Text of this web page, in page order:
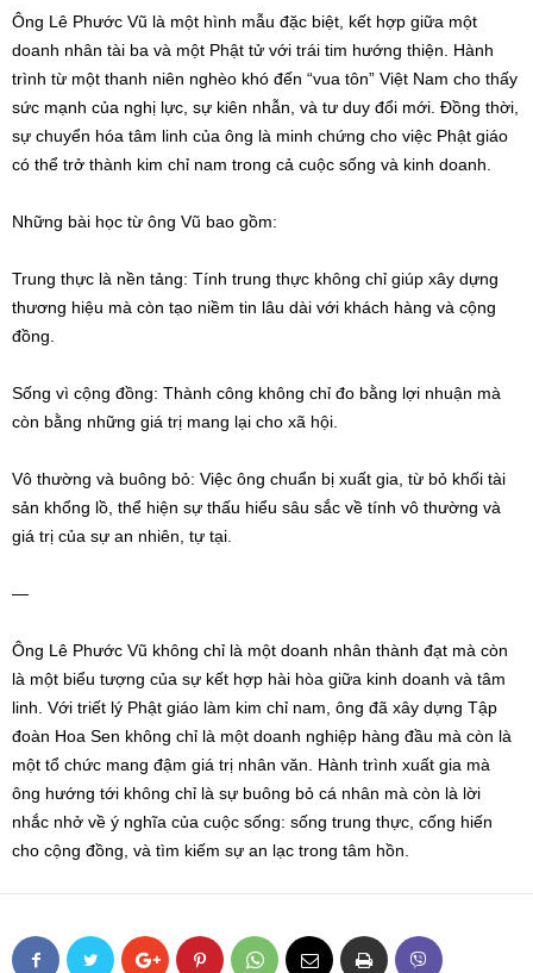
Ông Lê Phước Vũ là một hình mẫu đặc biệt, kết hợp giữa một
doanh nhân tài ba và một Phật tử với trái tim hướng thiện. Hành
trình từ một thanh niên nghèo khó đến “vua tôn” Việt Nam cho thấy
sức mạnh của nghị lực, sự kiên nhẫn, và tư duy đổi mới. Đồng thời,
sự chuyển hóa tâm linh của ông là minh chứng cho việc Phật giáo
có thể trở thành kim chỉ nam trong cả cuộc sống và kinh doanh.
Những bài học từ ông Vũ bao gồm:
Trung thực là nền tảng: Tính trung thực không chỉ giúp xây dựng
thương hiệu mà còn tạo niềm tin lâu dài với khách hàng và cộng
đồng.
Sống vì cộng đồng: Thành công không chỉ đo bằng lợi nhuận mà
còn bằng những giá trị mang lại cho xã hội.
Vô thường và buông bỏ: Việc ông chuẩn bị xuất gia, từ bỏ khối tài
sản khổng lồ, thể hiện sự thấu hiểu sâu sắc về tính vô thường và
giá trị của sự an nhiên, tự tại.
—
Ông Lê Phước Vũ không chỉ là một doanh nhân thành đạt mà còn
là một biểu tượng của sự kết hợp hài hòa giữa kinh doanh và tâm
linh. Với triết lý Phật giáo làm kim chỉ nam, ông đã xây dựng Tập
đoàn Hoa Sen không chỉ là một doanh nghiệp hàng đầu mà còn là
một tổ chức mang đậm giá trị nhân văn. Hành trình xuất gia mà
ông hướng tới không chỉ là sự buông bỏ cá nhân mà còn là lời
nhắc nhở về ý nghĩa của cuộc sống: sống trung thực, cống hiến
cho cộng đồng, và tìm kiếm sự an lạc trong tâm hồn.